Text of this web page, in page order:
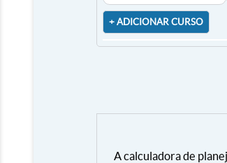
+ ADICIONAR CURSO
A calculadora de